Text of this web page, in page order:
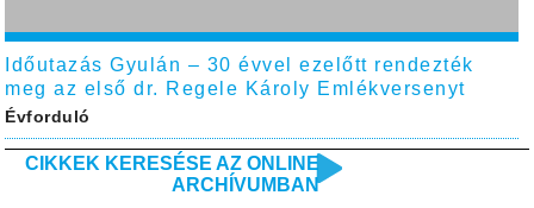
Időutazás Gyulán – 30 évvel ezelőtt rendezték
meg az első dr. Regele Károly Emlékversenyt
Évforduló
CIKKEK KERESÉSE AZ ONLINE
ARCHÍVUMBAN